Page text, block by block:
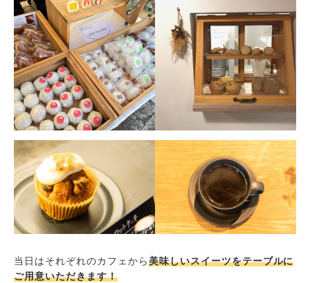
当日はそれぞれのカフェから美味しいスイーツをテーブルに
ご用意いただきます！